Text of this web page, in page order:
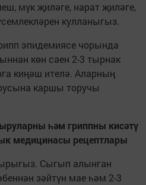
мүк җиләге, нарат җиләге,
кулланыгыз.
эпидемиясе чорында
көн саен 2-3 тырнак
киңәш ителә. Аларның
каршы торучы
һәм гриппны кисәтү
медицинасы рецептлары
Сыгып алынган
зәйтүн мае һәм 2-3